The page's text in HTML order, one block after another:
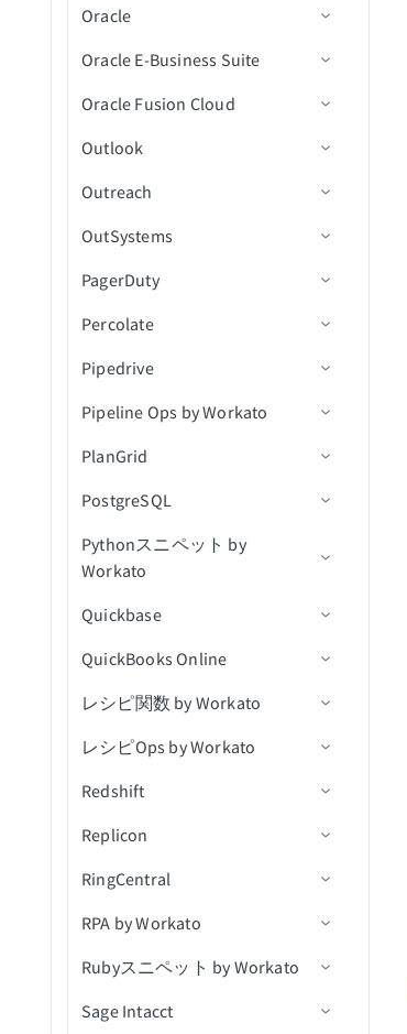
ローステップに返す
キャンペーンまたはスマー
ール
オブジェクトを検索（バッ
ンペーンをトリガー
オブジェクトの更新
カスタムオブジェクトを
Upsert（バッチ）
オブジェクトのアップサー
トークンをUpsert
レコードをUpsert
レコードをUpsert（async）
済みカスタムレコード（バ
済み標準レコード（バッ
（batch）
カスタムレコードを削除
カスタムレコードを削除
（batch）
新規カスタムレコードをエ
新規/更新済み標準レコード
をエクスポート
ードをエクスポート
新規標準レコードをエクス
除
ユーザーを無効化
ユーザーを削除
IDでユーザーを取得
ユーザーグループを取得
名前でグループを取得
グループメンバーを取得
ユーザー別の最近のログオ
オンイベントを取得
セット
ユーザーパスワードを期限
切れにする
ユーザーに割り当てられた
フォルダ内の新規ファイル
フォルダ内の新規CSVファ
（バッチ）
アクション
ファイルのアップロード
ファイルをダウンロード
ファイルを移動
ファイル名を変更
フォルダを作成
フォルダ内のファイルを一
を生成
トリガー
新規イベントトリガー（リ
リガー
新規または更新済みファイ
ルトリガー
アクション
権限を追加
フォルダを作成
ファイルまたはフォルダを
（file）
ファイルまたはフォルダを
一覧表示（batch）
権限を一覧表示(バッチ)
権限を削除
ファイルを検索（バッチ）
ファイル内容を使用してフ
ァイルをアップロード
ド（file）
セッションを使用して大き
コネクション設定
アクション
ビジネスアクション
画像を生成
テキスト埋め込みを生成
OpenAI Modelsにメッセージ
Oracle
コネクション設定
トリガー
新規行
新規/更新行
アクション
アクションを選択
アクションを挿入
更新アクション
Upsertアクション
削除アクション
Run Custom SQL
ストアドプロシージャを実
Oracleの操作
ベストプラクティス
ユースケース
トラブルシューティング
Oracle E-Business Suite
コネクション設定
トリガー
新規ビジネスイベント
新規カスタムビジネスイベ
アクション
PL/SQLオペレーションを実
Oracle Fusion Cloud
コネクション設定
一般設定
トリガー
新規ビジネスイベント(リア
ントリ
新規組織Atomフィードエン
トリ
新規レコード
新規レコード（バッチ）
新規/更新済みレコード
新規/更新済みレコード（バ
ッチ）
アクション
ファイルコメントを追加
抽出消費を確認
レコードの作成
レコードを作成（バッチ）
ユーザーを作成
レコードの削除
ンロード
エクスポート出力をダウン
ステータスを取得
レコードを取得
一括データをインポート
エンティティを一覧表示
Outlook
コネクション設定
Custom OAuth profileを作成
トリガー
新規イベント
新規/更新済みイベント
削除済みイベント
新規連絡先
新規/更新済み連絡先
新しいメール
アクション
カレンダーを作成
カレンダーイベントを作成
IDでカレンダーを取得
カレンダーを一覧表示
イベントのすべてのインス
タンスを一覧表示
IDでカレンダーイベントを
トラブルシューティング
Outreach
コネクション設定
トリガー
アクション
OutSystems
コネクション設定
トリガー
新規レコードトリガー
新規レコードバッチトリガ
ドトリガー
新規または更新済みレコー
ドバッチトリガー
アクション
レコード作成アクション
レコードの一括作成アクシ
るアクション
ョン
PagerDuty
コネクション設定
トリガー
新規インシデント
新規通知
アクション
インシデントにメモを追加
IDでインシデントを取得
ログエントリを一覧表示
Percolate
コネクション設定
トリガー
削除済みオブジェクト
新規オブジェクト
新規または更新済みオブジ
ェクト
アクション
コンテンツワークフロース
アセットをコピー
オブジェクトの作成
カスタムアクション
アセットをダウンロード
IDによるオブジェクトの詳
ョンワークフローステップ
を更新
アセットをアップロード
Pipedrive
コネクション設定
コネクターのAPI v2へのアッ
Pipeline Ops by Workato
コネクション設定
同期完了トリガー（リアルタ
PlanGrid
コネクション設定
サポートされているオブジェ
クト
トリガー
オブジェクトトリガー
アクション
オブジェクトアクション
PostgreSQL
コネクション設定
アクションを挿入
Upsertアクション
時間クエリを実行
カスタムSQLを実行
クエリ結果をエクスポート
Pythonスニペット by
Workato
コネクション設定
アクション
Pythonコードの実行
Python FAQ
Quickbase
コネクション設定
トリガー
新規レコード
新規レコード（リアルタイ
アルタイム）
スケジュール済みテーブル
クエリ
アクション
レコードの作成
レコードの更新
レコードの削除
レコードの検索
レポートからレコードを取
QuickBooks Online
コネクション設定
トリガー
QuickBooksトリガー
アクション
QuickBooksアクション
営利版と非営利版で異なるラ
ムエラーのトラブルシュー
ティング
レシピ関数 by Workato
コネクション設定
ウォークスルー
トリガー
新規関数呼び出し
アクション
レシピ関数を非同期に呼び
出し
レシピOps by Workato
コネクション設定
トリガー
アカウントが接続されまし
に失敗しました
アカウントが切断されまし
アクション
アカウントの詳細を取得
レシピ詳細を取得
コネクションを一覧表示
Redshift
コネクション設定
トリガー
新規行
新規/更新行
アクション
アクションを選択
アクションを挿入
Replicon
コネクション設定
トリガー
新規クライアント
新規プロジェクト
RingCentral
コネクション設定
トリガー
通話が終了しました
アクション
RPA by Workato
コネクション設定
アクション
Rubyスニペット by Workato
入力
Sage Intacct